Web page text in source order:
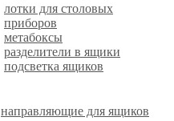
лотки для столовых
приборов
метабоксы
разделители в ящики
подсветка ящиков
направляющие для ящиков